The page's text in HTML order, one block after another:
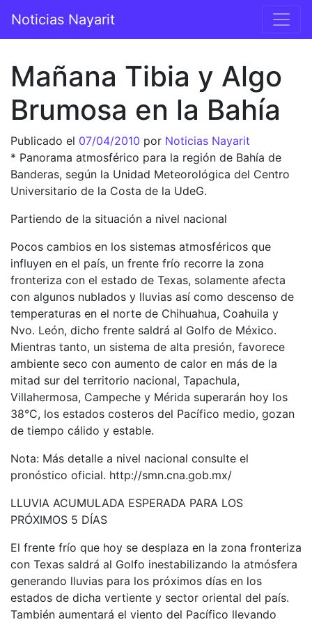
Navegación principal
Noticias Nayarit
Mañana Tibia y Algo
Brumosa en la Bahía
Publicado el 07/04/2010 por Noticias Nayarit
* Panorama atmosférico para la región de Bahía de
Banderas, según la Unidad Meteorológica del Centro
Universitario de la Costa de la UdeG.
Partiendo de la situación a nivel nacional
Pocos cambios en los sistemas atmosféricos que
influyen en el país, un frente frío recorre la zona
fronteriza con el estado de Texas, solamente afecta
con algunos nublados y lluvias así como descenso de
temperaturas en el norte de Chihuahua, Coahuila y
Nvo. León, dicho frente saldrá al Golfo de México.
Mientras tanto, un sistema de alta presión, favorece
ambiente seco con aumento de calor en más de la
mitad sur del territorio nacional, Tapachula,
Villahermosa, Campeche y Mérida superarán hoy los
38°C, los estados costeros del Pacífico medio, gozan
de tiempo cálido y estable.
Nota: Más detalle a nivel nacional consulte el
pronóstico oficial. http://smn.cna.gob.mx/
LLUVIA ACUMULADA ESPERADA PARA LOS
PRÓXIMOS 5 DÍAS
El frente frío que hoy se desplaza en la zona fronteriza
con Texas saldrá al Golfo inestabilizando la atmósfera
generando lluvias para los próximos días en los
estados de dicha vertiente y sector oriental del país.
También aumentará el viento del Pacífico llevando